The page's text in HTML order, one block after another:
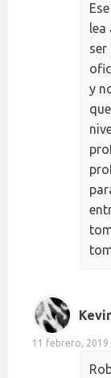
lea
ser
y
11 febrero, 2019